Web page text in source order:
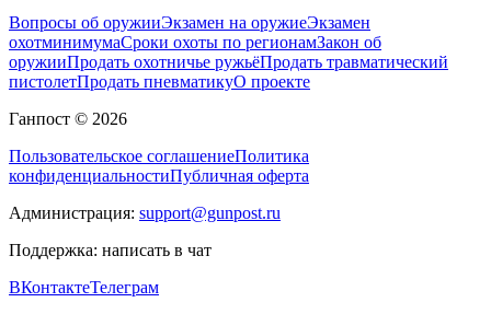
Вопросы об оружииЭкзамен на оружиеЭкзамен
охотминимумаСроки охоты по регионамЗакон об
оружииПродать охотничье ружьёПродать травматический
пистолетПродать пневматикуО проекте
Ганпост © 2026
Пользовательское соглашениеПолитика
конфиденциальностиПубличная оферта
Администрация: support@gunpost.ru
Поддержка: написать в чат
ВКонтактеТелеграм